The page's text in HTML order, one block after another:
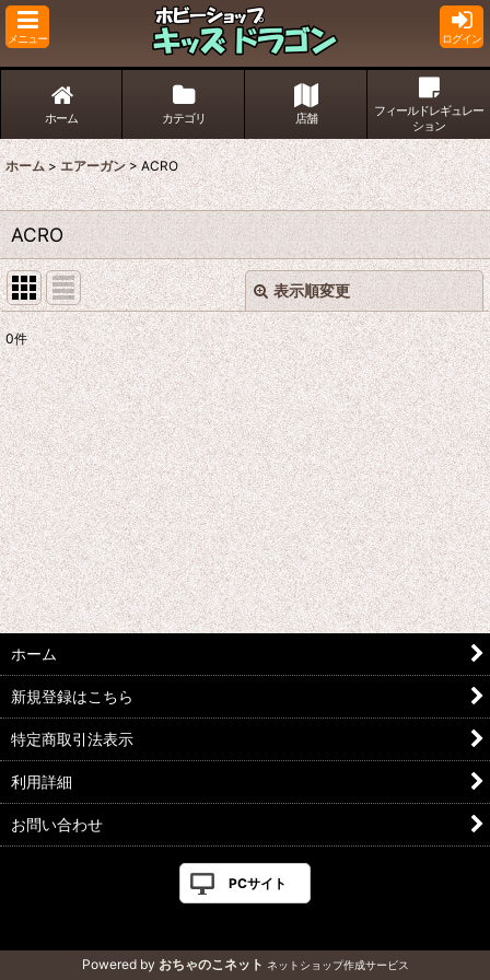
メニュー ログイン
ホーム カテゴリ 店舗
フィールドレギュレー
ション
ホーム > エアーガン > ACRO
ACRO
表示順変更
表示数:
並び順:
絞り込む
閉じる
0件
ホーム
新規登録はこちら
特定商取引法表示
利用詳細
お問い合わせ
PCサイト
Powered by おちゃのこネット ネットショップ作成サービス